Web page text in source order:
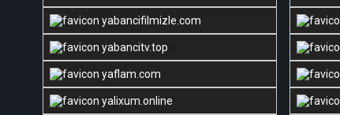
yabancifilmizle.com
yabancitv.top
yaflam.com
yalixum.online